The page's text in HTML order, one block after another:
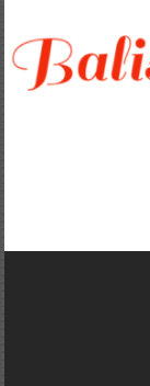
konten